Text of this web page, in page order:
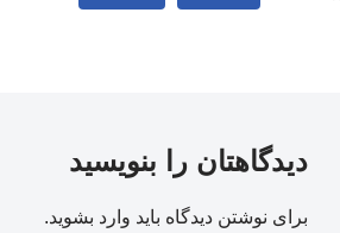
دیدگاهتان را بنویسید
برای نوشتن دیدگاه باید وارد بشوید.